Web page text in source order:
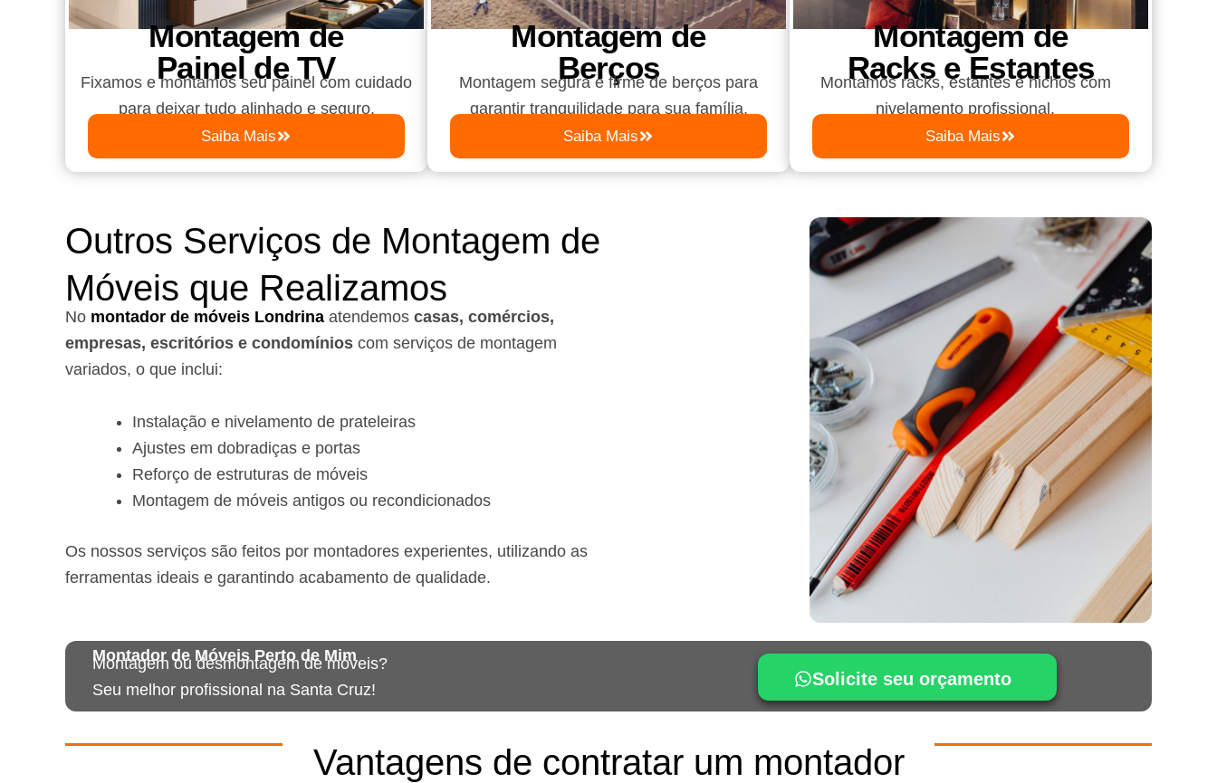
Montagem de
Painel de TV
Fixamos e montamos seu painel com cuidado
para deixar tudo alinhado e seguro.
Saiba Mais
Montagem de
Berços
Montagem segura e firme de berços para
garantir tranquilidade para sua família.
Saiba Mais
Montagem de
Racks e Estantes
Montamos racks, estantes e nichos com
nivelamento profissional.
Saiba Mais
Outros Serviços de Montagem de
Móveis que Realizamos
No montador de móveis Londrina atendemos casas, comércios,
empresas, escritórios e condomínios com serviços de montagem
variados, o que inclui:
Instalação e nivelamento de prateleiras
Ajustes em dobradiças e portas
Reforço de estruturas de móveis
Montagem de móveis antigos ou recondicionados
Os nossos serviços são feitos por montadores experientes, utilizando as
ferramentas ideais e garantindo acabamento de qualidade.
Montador de Móveis Perto de Mim
Montagem ou desmontagem de móveis?
Seu melhor profissional na Santa Cruz!
Solicite seu orçamento
Vantagens de contratar um montador